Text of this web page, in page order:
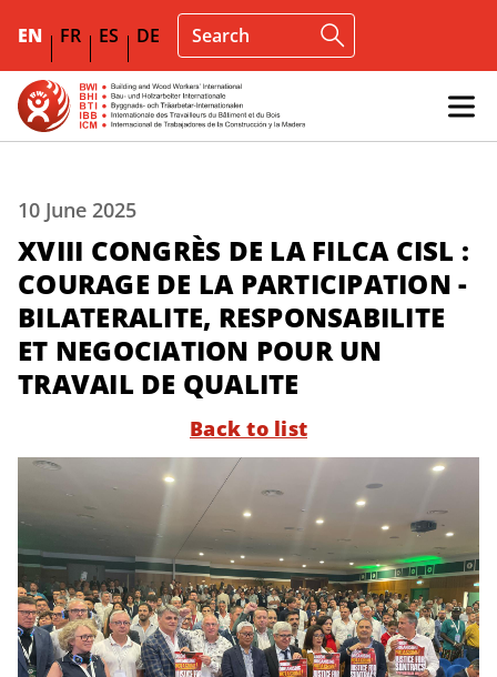
EN FR ES DE
10 June 2025
XVIII CONGRÈS DE LA FILCA CISL :
COURAGE DE LA PARTICIPATION -
BILATERALITE, RESPONSABILITE
ET NEGOCIATION POUR UN
TRAVAIL DE QUALITE
Back to list